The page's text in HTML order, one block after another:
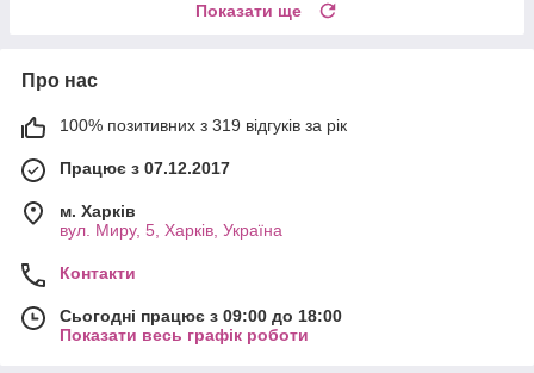
Показати ще
Про нас
100% позитивних з 319 відгуків за рік
Працює з 07.12.2017
м. Харків
вул. Миру, 5, Харків, Україна
Контакти
Сьогодні працює з 09:00 до 18:00
Показати весь графік роботи